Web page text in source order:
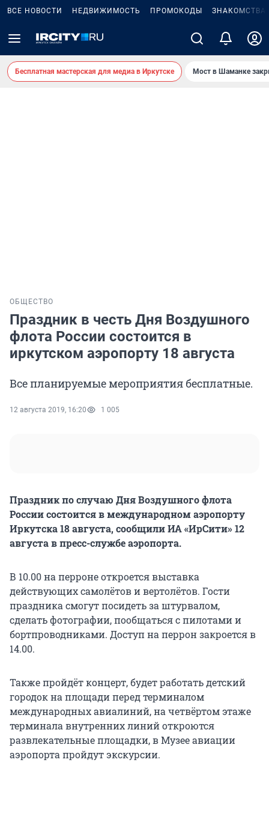
ВСЕ НОВОСТИ НЕДВИЖИМОСТЬ ПРОМОКОДЫ ЗНАКОМСТВА
Бесплатная мастерская для медиа в Иркутске Мост в Шаманке
ОБЩЕСТВО
Праздник в честь Дня Воздушного
флота России состоится в
иркутском аэропорту 18 августа
Все планируемые мероприятия бесплатные.
12 августа 2019, 16:20 1 005
Праздник по случаю Дня Воздушного флота
России состоится в международном аэропорту
Иркутска 18 августа, сообщили ИА «ИрСити» 12
августа в пресс-службе аэропорта.
В 10.00 на перроне откроется выставка
действующих самолётов и вертолётов. Гости
праздника смогут посидеть за штурвалом,
сделать фотографии, пообщаться с пилотами и
бортпроводниками. Доступ на перрон закроется в
14.00.
Также пройдёт концерт, будет работать детский
городок на площади перед терминалом
международных авиалиний, на четвёртом этаже
терминала внутренних линий откроются
развлекательные площадки, в Музее авиации
аэропорта пройдут экскурсии.